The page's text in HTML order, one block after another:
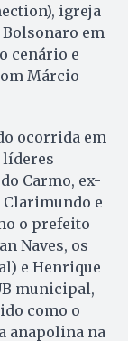
igreja
em
cenário e
Márcio
ocorrida em
líderes
Carmo, ex-
Clarimundo e
o prefeito
Naves, os
e Henrique
municipal,
como o
anapolina na